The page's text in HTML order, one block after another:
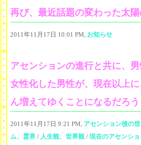
再び、最近話題の変わった太陽
2011年11月17日 10:01 PM, お知らせ
アセンションの進行と共に、
女性化した男性が、現在以上
ん増えてゆくことになるだろう
2011年11月17日 9:21 PM, アセンション後の
ム、霊界 / 人生観、世界観 / 現在のアセンシ